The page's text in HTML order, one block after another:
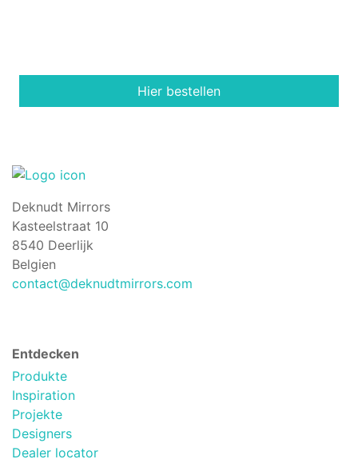
Hier bestellen
Deknudt Mirrors
Kasteelstraat 10
8540 Deerlijk
Belgien
contact@deknudtmirrors.com
Entdecken
Produkte
Inspiration
Projekte
Designers
Dealer locator